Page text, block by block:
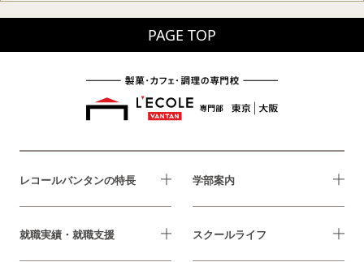
PAGE TOP
レコールバンタンの特長 学部案内
就職実績・就職支援 スクールライフ